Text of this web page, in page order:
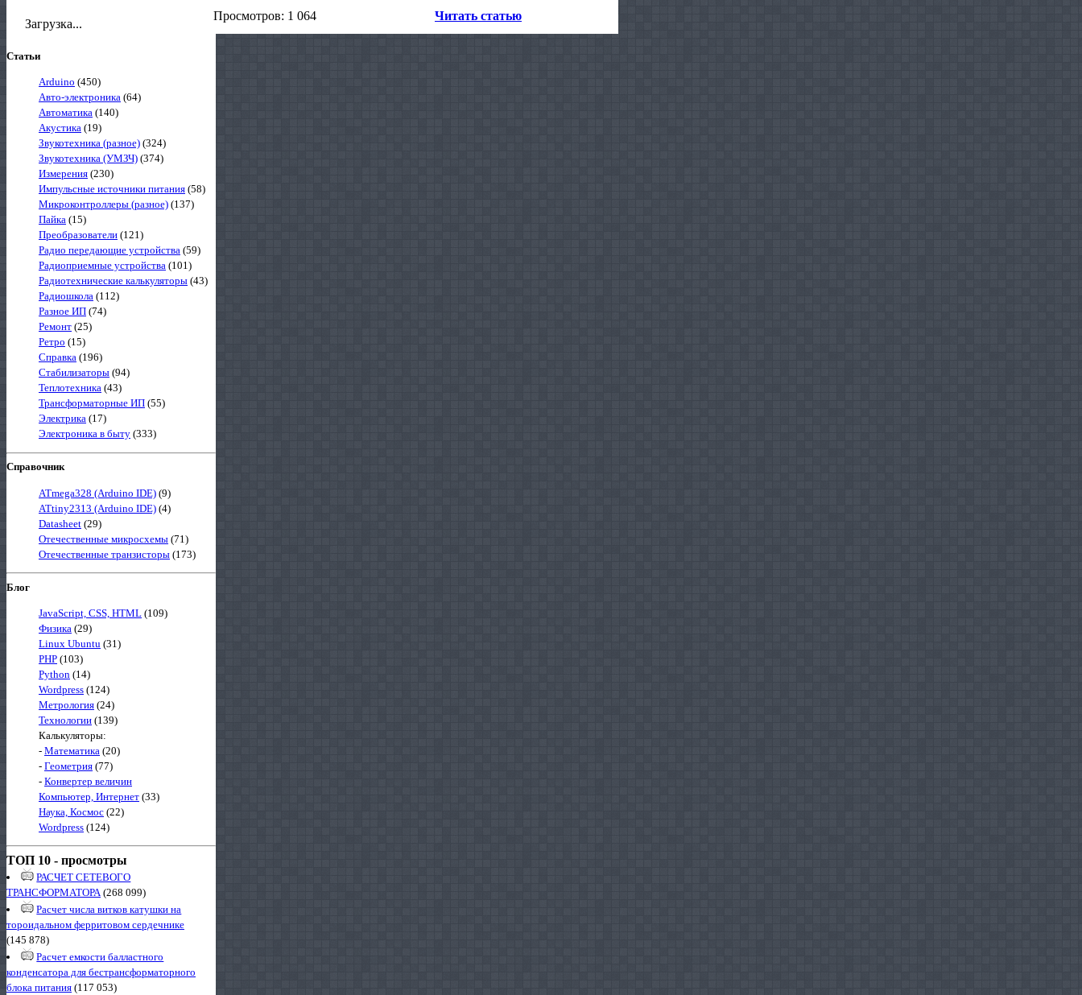
Загрузка...
Просмотров: 1 064 Читать статью
Статьи
Arduino (450)
Авто-электроника (64)
Автоматика (140)
Акустика (19)
Звукотехника (разное) (324)
Звукотехника (УМЗЧ) (374)
Измерения (230)
Импульсные источники питания (58)
Микроконтроллеры (разное) (137)
Пайка (15)
Преобразователи (121)
Радио передающие устройства (59)
Радиоприемные устройства (101)
Радиотехнические калькуляторы (43)
Радиошкола (112)
Разное ИП (74)
Ремонт (25)
Ретро (15)
Справка (196)
Стабилизаторы (94)
Теплотехника (43)
Трансформаторные ИП (55)
Электрика (17)
Электроника в быту (333)
Справочник
ATmega328 (Arduino IDE) (9)
ATtiny2313 (Arduino IDE) (4)
Datasheet (29)
Отечественные микросхемы (71)
Отечественные транзисторы (173)
Блог
JavaScript, CSS, HTML (109)
Физика (29)
Linux Ubuntu (31)
PHP (103)
Python (14)
Wordpress (124)
Метрология (24)
Технологии (139)
Калькуляторы:
- Математика (20)
- Геометрия (77)
- Конвертер величин
Компьютер, Интернет (33)
Наука, Космос (22)
Wordpress (124)
ТОП 10 - просмотры
РАСЧЕТ СЕТЕВОГО
ТРАНСФОРМАТОРА(268 099)
Расчет числа витков катушки на
тороидальном ферритовом сердечнике
(145 878)
Расчет емкости балластного
конденсатора для бестрансформаторного
блока питания (117 053)